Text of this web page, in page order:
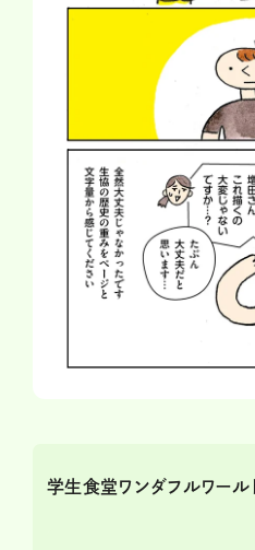
学生食堂ワンダフルワール